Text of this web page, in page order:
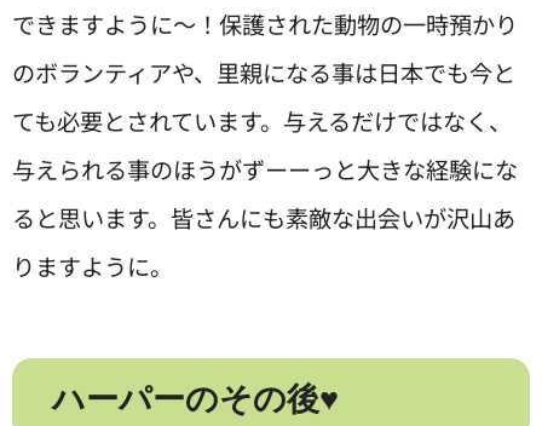
できますように〜！保護された動物の一時預かり
のボランティアや、里親になる事は日本でも今と
ても必要とされています。与えるだけではなく、
与えられる事のほうがずーーっと大きな経験にな
ると思います。皆さんにも素敵な出会いが沢山あ
りますように。
ハーパーのその後♥